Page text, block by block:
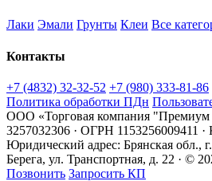
Лаки Эмали Грунты Клеи Все
Контакты
+7 (4832) 32-32-52 +7 (980) 333-81-86
Политика обработки ПДн
ООО «Торговая компания
3257032306 · ОГРН 1153256009411
Юридический адрес: Брянская обл.,
Берега, ул. Транспортная, д. 22 · ©
Позвонить Запросить КП